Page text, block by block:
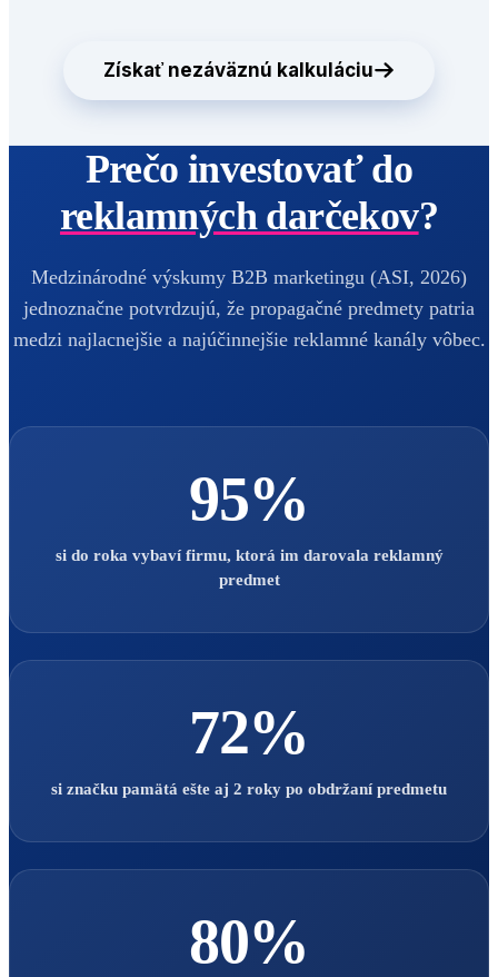
Získať nezáväznú kalkuláciu
Prečo investovať do
reklamných darčekov?
Medzinárodné výskumy B2B marketingu (ASI, 2026)
jednoznačne potvrdzujú, že propagačné predmety patria
medzi najlacnejšie a najúčinnejšie reklamné kanály vôbec.
95%
si do roka vybaví firmu, ktorá im darovala reklamný
predmet
72%
si značku pamätá ešte aj 2 roky po obdržaní predmetu
80%